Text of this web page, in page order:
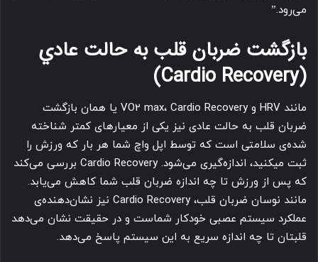
می‌رود.”
بازگشت ضربان قلب به حالت عادي
(Cardio Recovery)
مانند HRV و VO2 max، Cardio Recovery یا همان بازگشت
ضربان قلب به حالت عادی نیز یکی از معیارهای کمتر شناخته
شده‌ی سلامتی است که توسط اپل واچ شما هر بار که ورزش را
ثبت می‎کنید، اندازه‌گیری می‌شود. Cardio Recovery بررسی می‌کند
که پس از ورزش تا چه اندازه ضربان قلب شما کاهش می‌یابد.
مانند نوسان ضربان قلب، Cardio Recovery نیز نشان‌دهنده‌ی
عملکرد سیستم عصبی خودکار شماست و در حقیقت نشان می‌دهد
قلبتان تا چه اندازه سریع به این سیستم پاسخ می‌دهد.